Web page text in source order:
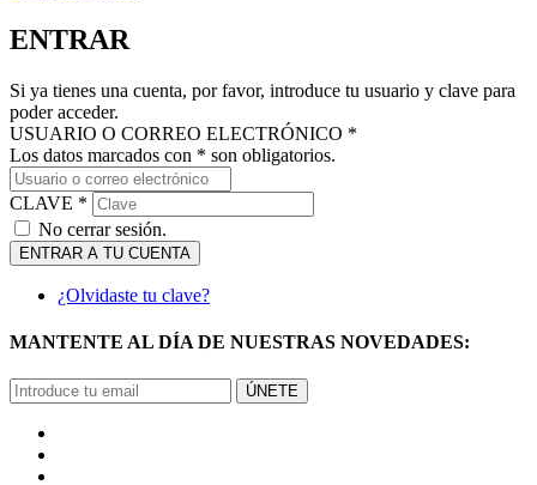
ENTRAR
Si ya tienes una cuenta, por favor, introduce tu usuario y clave para
poder acceder.
USUARIO O CORREO ELECTRÓNICO *
Los datos marcados con * son obligatorios.
CLAVE *
No cerrar sesión.
ENTRAR A TU CUENTA
¿Olvidaste tu clave?
MANTENTE AL DÍA DE NUESTRAS NOVEDADES:
ÚNETE